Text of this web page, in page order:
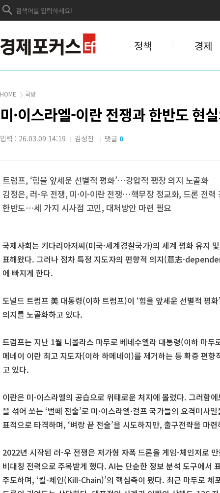
정책 경제
HOME 국방
미·이스라엘-이란 전쟁과 한반도 현
입력 : 26.03.09 14:19 | 김성진 | 댓글 0
트럼프, ‘힘을 앞세운 선별적 평화’…강압적 팽창 의지 노골화
김정은, 러-우 전쟁, 미·이-이란 전쟁…핵무장 정교화, 드론 전
한반도…세 가지 시사점 고민, 대처방안 마련 필요
국제사회는 키다리아저씨(미국·세계경찰국가)의 세계 평화 유지
표해왔다. 그러나 점차 특정 지도자의 편향적 의지(意志
에 빠지게 한다.
도널드 트럼프 美 대통령(이하 트럼프)이 ‘힘을 앞세운 선별적 평
의지를 노골화하고 있다.
트럼프는 지난 1월 니콜라스 마두로 베네수엘라 대통령(이하 마
메네이 이란 최고 지도자(이하 하메네이)를 제거하는 등 확증 편향
고 있다.
이란은 미·이스라엘의 공습으로 위태로운 처지에 몰렸다. 그러함
을 섞어 쏘는 ‘벌떼 전술’로 미·이스라엘·걸프 국가들의 요격미사
표적으로 타격하며, ‘벼랑 끝 전술’을 시도하지만, 출구전략을 마
2022년 시작된 러-우 전쟁은 저가형 자폭 드론을 게임-체인저로
비대칭 전력으로 주목받게 했다. AI는 단순한 정보 분석 도구에서
주도하며, ‘킬-체인(Kill-Chain)’의 핵심축이 됐다. 최근 마두로